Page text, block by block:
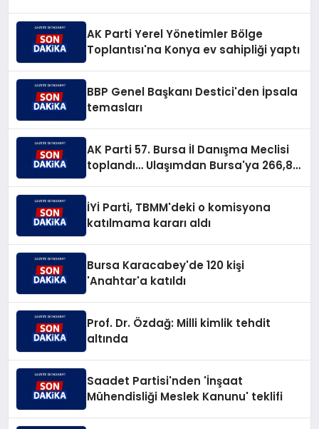
AK Parti Yerel Yönetimler Bölge
Toplantısı'na Konya ev sahipliği yaptı
BBP Genel Başkanı Destici'den İpsala
temasları
AK Parti 57. Bursa İl Danışma Meclisi
toplandı… Ulaşımdan Bursa'ya 266,8
İYİ Parti, TBMM'deki o komisyona
katılmama kararı aldı
Bursa Karacabey'de 120 kişi
'Anahtar'a katıldı
Prof. Dr. Özdağ: Milli kimlik tehdit
altında
Saadet Partisi'nden 'İnşaat
Mühendisliği Meslek Kanunu' teklifi